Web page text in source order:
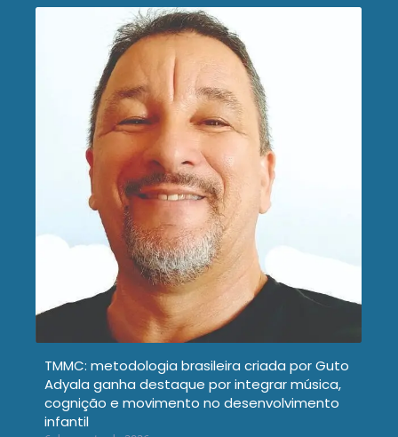
TMMC: metodologia brasileira criada por Guto
Adyala ganha destaque por integrar música,
cognição e movimento no desenvolvimento
infantil